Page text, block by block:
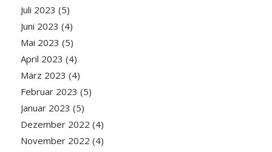
Juli 2023 (5)
Juni 2023 (4)
Mai 2023 (5)
April 2023 (4)
März 2023 (4)
Februar 2023 (5)
Januar 2023 (5)
Dezember 2022 (4)
November 2022 (4)